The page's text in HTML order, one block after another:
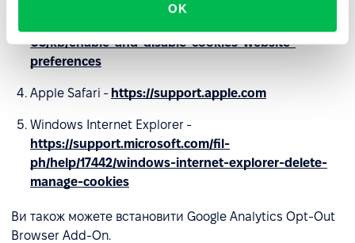
OK
US/kb/enable-and-disable-cookies-website-
preferences
Apple Safari - https://support.apple.com
Windows Internet Explorer -
https://support.microsoft.com/fil-
ph/help/17442/windows-internet-explorer-delete-
manage-cookies
Ви також можете встановити Google Analytics Opt-Out
Browser Add-On.